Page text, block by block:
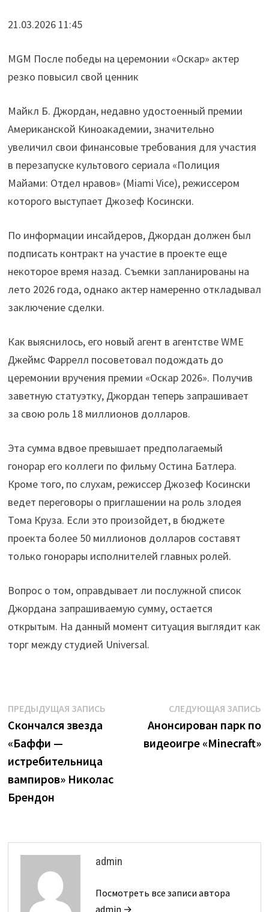
21.03.2026 11:45
MGM После победы на церемонии «Оскар» актер
резко повысил свой ценник
Майкл Б. Джордан, недавно удостоенный премии
Американской Киноакадемии, значительно
увеличил свои финансовые требования для участия
в перезапуске культового сериала «Полиция
Майами: Отдел нравов» (Miami Vice), режиссером
которого выступает Джозеф Косински.
По информации инсайдеров, Джордан должен был
подписать контракт на участие в проекте еще
некоторое время назад. Съемки запланированы на
лето 2026 года, однако актер намеренно откладывал
заключение сделки.
Как выяснилось, его новый агент в агентстве WME
Джеймс Фаррелл посоветовал подождать до
церемонии вручения премии «Оскар 2026». Получив
заветную статуэтку, Джордан теперь запрашивает
за свою роль 18 миллионов долларов.
Эта сумма вдвое превышает предполагаемый
гонорар его коллеги по фильму Остина Батлера.
Кроме того, по слухам, режиссер Джозеф Косински
ведет переговоры о приглашении на роль злодея
Тома Круза. Если это произойдет, в бюджете
проекта более 50 миллионов долларов составят
только гонорары исполнителей главных ролей.
Вопрос о том, оправдывает ли послужной список
Джордана запрашиваемую сумму, остается
открытым. На данный момент ситуация выглядит как
торг между студией Universal.
Навигация
по
записям
ПРЕДЫДУЩАЯ ЗАПИСЬПредыдущая
Скончался звезда
«Баффи —
истребительница
вампиров» Николас
Брендон
СЛЕДУЮЩАЯ ЗАПИСЬ
Анонсирован парк по
видеоигре «Minecraft»
admin
Посмотреть все записи автора
admin →